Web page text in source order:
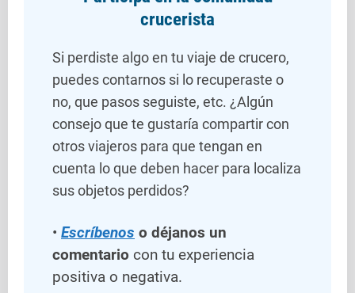
crucerista
Si perdiste algo en tu viaje de crucero,
puedes contarnos si lo recuperaste o
no, que pasos seguiste, etc. ¿Algún
consejo que te gustaría compartir con
otros viajeros para que tengan en
cuenta lo que deben hacer para localiza
sus objetos perdidos?
Escríbenos o déjanos un
comentario con tu experiencia
positiva o negativa.